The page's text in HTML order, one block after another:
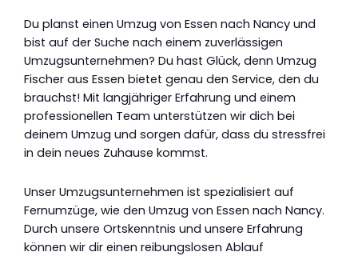
Du planst einen Umzug von Essen nach Nancy und
bist auf der Suche nach einem zuverlässigen
Umzugsunternehmen? Du hast Glück, denn Umzug
Fischer aus Essen bietet genau den Service, den du
brauchst! Mit langjähriger Erfahrung und einem
professionellen Team unterstützen wir dich bei
deinem Umzug und sorgen dafür, dass du stressfrei
in dein neues Zuhause kommst.
Unser Umzugsunternehmen ist spezialisiert auf
Fernumzüge, wie den Umzug von Essen nach Nancy.
Durch unsere Ortskenntnis und unsere Erfahrung
können wir dir einen reibungslosen Ablauf